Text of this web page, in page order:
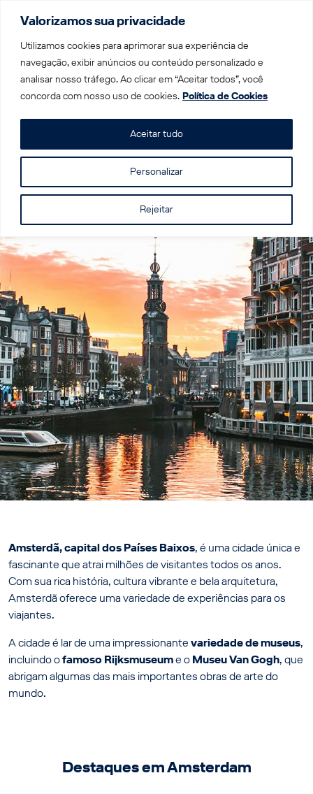
Valorizamos sua privacidade
Utilizamos cookies para aprimorar sua experiência de
navegação, exibir anúncios ou conteúdo personalizado e
analisar nosso tráfego. Ao clicar em “Aceitar todos”, você
concorda com nosso uso de cookies. Política de Cookies
Personalizar
Rejeitar
Aceitar tudo
Home | Trens por Destino | Trem na Holanda
Amsterdam
Amsterdã, capital dos Países Baixos, é uma cidade única e
fascinante que atrai milhões de visitantes todos os anos.
Com sua rica história, cultura vibrante e bela arquitetura,
Amsterdã oferece uma variedade de experiências para os
viajantes.
A cidade é lar de uma impressionantevariedade de museus,
incluindo ofamoso Rijksmuseume oMuseu Van Gogh, que
abrigam algumas das mais importantes obras de arte do
mundo.
Destaques em Amsterdam